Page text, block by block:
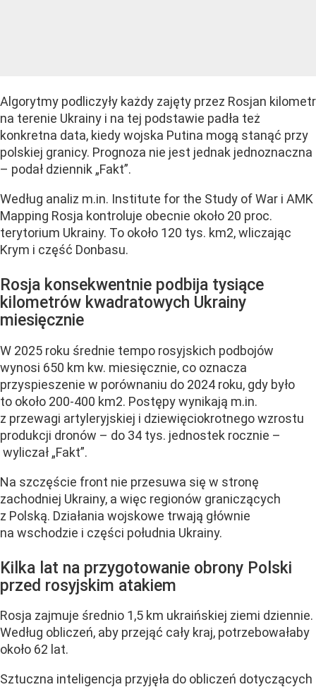
Algorytmy podliczyły każdy zajęty przez Rosjan kilometr
na terenie Ukrainy i na tej podstawie padła też
konkretna data, kiedy wojska Putina mogą stanąć przy
polskiej granicy. Prognoza nie jest jednak jednoznaczna
– podał dziennik „Fakt”.
Według analiz m.in. Institute for the Study of War i AMK
Mapping Rosja kontroluje obecnie około 20 proc.
terytorium Ukrainy. To około 120 tys. km2, wliczając
Krym i część Donbasu.
Rosja konsekwentnie podbija tysiące
kilometrów kwadratowych Ukrainy
miesięcznie
W 2025 roku średnie tempo rosyjskich podbojów
wynosi 650 km kw. miesięcznie, co oznacza
przyspieszenie w porównaniu do 2024 roku, gdy było
to około 200-400 km2. Postępy wynikają m.in.
z przewagi artyleryjskiej i dziewięciokrotnego wzrostu
produkcji dronów – do 34 tys. jednostek rocznie –
wyliczał „Fakt”.
Na szczęście front nie przesuwa się w stronę
zachodniej Ukrainy, a więc regionów graniczących
z Polską. Działania wojskowe trwają głównie
na wschodzie i części południa Ukrainy.
Kilka lat na przygotowanie obrony Polski
przed rosyjskim atakiem
Rosja zajmuje średnio 1,5 km ukraińskiej ziemi dziennie.
Według obliczeń, aby przejąć cały kraj, potrzebowałaby
około 62 lat.
Sztuczna inteligencja przyjęła do obliczeń dotyczących